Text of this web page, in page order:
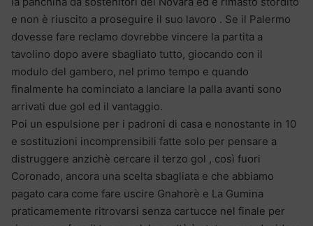
e non è riuscito a proseguire il suo lavoro . Se il Palermo
dovesse fare reclamo dovrebbe vincere la partita a
tavolino dopo avere sbagliato tutto, giocando con il
modulo del gambero, nel primo tempo e quando
finalmente ha cominciato a lanciare la palla avanti sono
arrivati due gol ed il vantaggio.
Poi un espulsione per i padroni di casa e nonostante in 10
e sostituzioni incomprensibili fatte solo per pensare a
distruggere anzichè cercare il terzo gol , così fuori
Coronado, ancora una scelta sbagliata e che abbiamo
pagato cara come fare uscire Gnahorè e La Gumina
praticamemente ritrovarsi senza cartucce nel finale per